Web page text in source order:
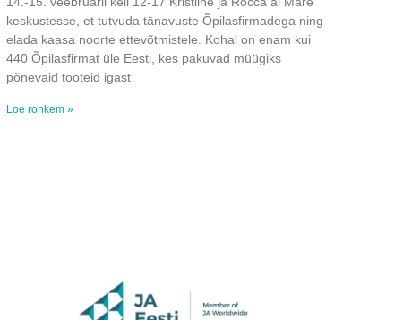
keskustesse, et tutvuda tänavuste Õpilasfirmadega ning
elada kaasa noorte ettevõtmistele. Kohal on enam kui
440 Õpilasfirmat üle Eesti, kes pakuvad müügiks
põnevaid tooteid igast
Loe rohkem »